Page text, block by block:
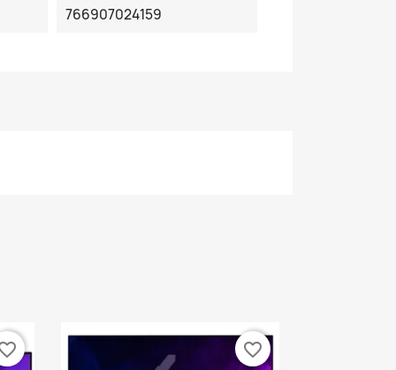
766907024159
favorite_border